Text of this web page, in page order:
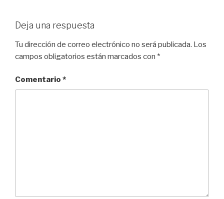
Deja una respuesta
Tu dirección de correo electrónico no será publicada. Los
campos obligatorios están marcados con *
Comentario *